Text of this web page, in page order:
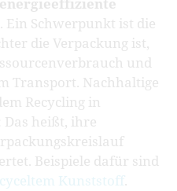
Ein Schwerpunkt ist die
die Verpackung ist,
und
Transport. Nachhaltige
Recycling in
heißt, ihre
Beispiele dafür sind
Kunststoff.